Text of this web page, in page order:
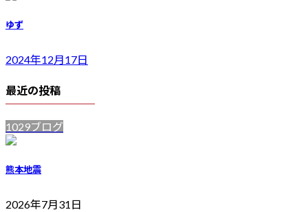
ゆず
2024年12月17日
最近の投稿
1029ブログ
熊本地震
2026年7月31日